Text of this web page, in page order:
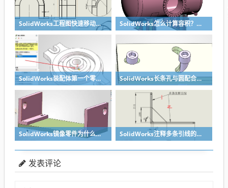
SolidWorks工程图快速移动视图位置技巧，溪风实战分享 SolidWorks怎么计算容积？容器的体积？
SolidWorks装配体第一个零件怎么固定到中心原点？90%的人一开始就做错了 SolidWorks长条孔与圆配合，槽口与圆配合超快方法
SolidWorks镜像零件为什么不对称？镜像命令使用详解 SolidWorks注释多条引线的方法步骤
发表评论